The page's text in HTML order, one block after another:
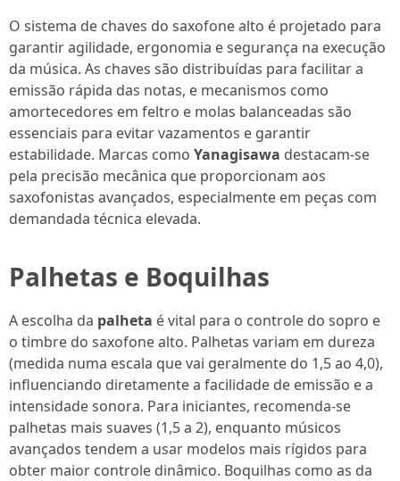
O sistema de chaves do saxofone alto é projetado para
garantir agilidade, ergonomia e segurança na execução
da música. As chaves são distribuídas para facilitar a
emissão rápida das notas, e mecanismos como
amortecedores em feltro e molas balanceadas são
essenciais para evitar vazamentos e garantir
estabilidade. Marcas como Yanagisawa destacam-se
pela precisão mecânica que proporcionam aos
saxofonistas avançados, especialmente em peças com
demandada técnica elevada.
Palhetas e Boquilhas
A escolha da palheta é vital para o controle do sopro e
o timbre do saxofone alto. Palhetas variam em dureza
(medida numa escala que vai geralmente do 1,5 ao 4,0),
influenciando diretamente a facilidade de emissão e a
intensidade sonora. Para iniciantes, recomenda-se
palhetas mais suaves (1,5 a 2), enquanto músicos
avançados tendem a usar modelos mais rígidos para
obter maior controle dinâmico. Boquilhas como as da